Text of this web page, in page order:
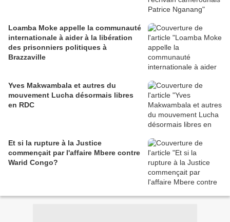
Loamba Moke appelle la communauté
internationale à aider à la libération
des prisonniers politiques à
Brazzaville
Yves Makwambala et autres du
mouvement Lucha désormais libres
en RDC
Et si la rupture à la Justice
commençait par l'affaire Mbere contre
Warid Congo?